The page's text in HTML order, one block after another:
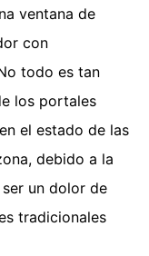
ventana de
con
todo es tan
los portales
el estado de las
debido a la
un dolor de
tradicionales